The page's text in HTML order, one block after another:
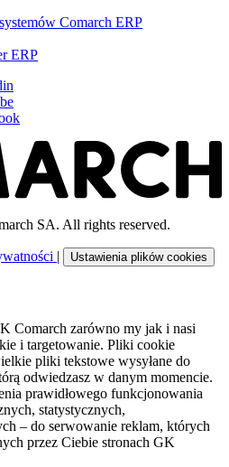
Comarch ERP
ERP
SA. All rights reserved.
| Ustawienia plików cookies
Comarch zarówno my jak i nasi
i targetowanie. Pliki cookie
pliki tekstowe wysyłane do
odwiedzasz w danym momencie.
prawidłowego funkcjonowania
statystycznych,
– do serwowanie reklam, których
przez Ciebie stronach GK